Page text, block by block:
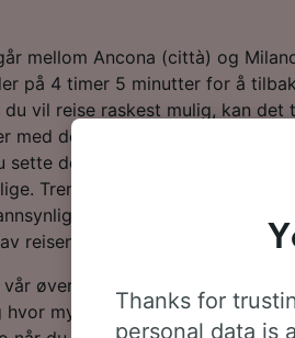
mellom Ancona (città) og
på 4 timer 5 minutter for å
vil reise raskest mulig, kan det
med de mest effektive tjenestene.
sette deg godt til rette og nyte
Trenitalia er hovedoperatøren
til å kjøpe billetter fra
reisen din til Milano.
øverst på siden for å søke
hvor mye du kan spare på
Thanks for
personal data is